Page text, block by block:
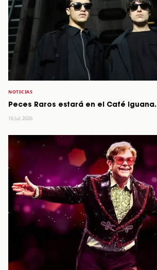
NOTICIAS
Peces Raros estará en el Café Iguana.
16 Jul, 2026